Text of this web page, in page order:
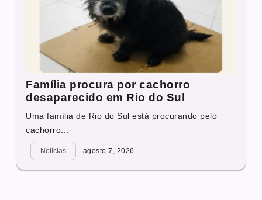
Família procura por cachorro
desaparecido em Rio do Sul
Uma família de Rio do Sul está procurando pelo
cachorro...
Notícias agosto 7, 2026